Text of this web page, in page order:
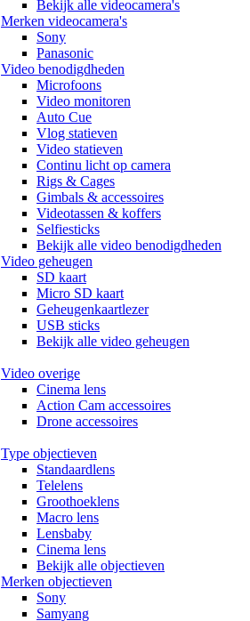
Bekijk alle videocamera's
Merken videocamera's
Sony
Panasonic
Video benodigdheden
Microfoons
Video monitoren
Auto Cue
Vlog statieven
Video statieven
Continu licht op camera
Rigs & Cages
Gimbals & accessoires
Videotassen & koffers
Selfiesticks
Bekijk alle video benodigdheden
Video geheugen
SD kaart
Micro SD kaart
Geheugenkaartlezer
USB sticks
Bekijk alle video geheugen
Video overige
Cinema lens
Action Cam accessoires
Drone accessoires
Type objectieven
Standaardlens
Telelens
Groothoeklens
Macro lens
Lensbaby
Cinema lens
Bekijk alle objectieven
Merken objectieven
Sony
Samyang